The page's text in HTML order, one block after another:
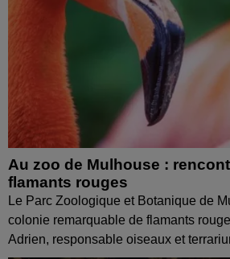
Au zoo de Mulhouse :
flamants rouges
Le Parc Zoologique et Botanique de
colonie remarquable de flamants
Adrien, responsable oiseaux et